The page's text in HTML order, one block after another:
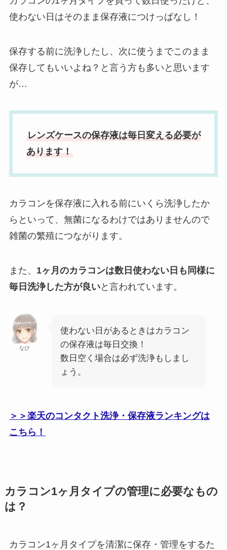
使わない日はそのまま保存液につけっぱなし！
保存する前に洗浄したし、次に使うまでこのまま
保存してもいいよね？と言う方も多いと思います
が…
レンズケースの保存液は毎日変える必要が
あります！
カラコンを保存液に入れる前にいくら洗浄したか
らといって、無菌になるわけではありませんので
雑菌の繁殖につながります。
また、 1ヶ月のカラコンは数日使わない日も同様に
毎日洗浄した方が良いと言われています。
なぴ
使わない日があるときはカラコン
の保存液は毎日交換！
数日空く場合は必ず洗浄もしまし
ょう。
＞＞楽天のコンタクト洗浄・保存液ランキングは
こちら！
カラコン1ヶ月タイプの管理に必要なもの
は？
カラコン1ヶ月タイプを清潔に保存・管理をするた